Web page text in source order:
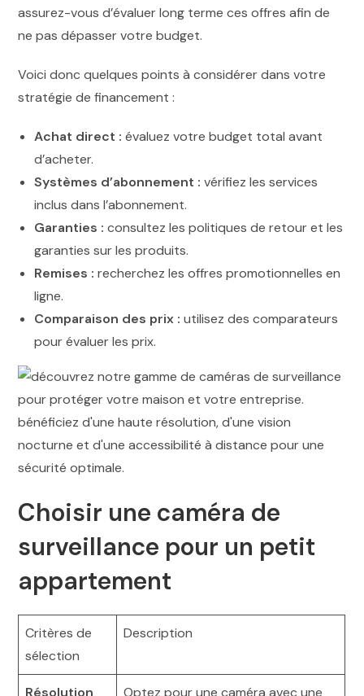
assurez-vous d’évaluer long terme ces offres afin de
ne pas dépasser votre budget.
Voici donc quelques points à considérer dans votre
stratégie de financement :
Achat direct : évaluez votre budget total avant
d’acheter.
Systèmes d’abonnement : vérifiez les services
inclus dans l’abonnement.
Garanties : consultez les politiques de retour et les
garanties sur les produits.
Remises : recherchez les offres promotionnelles en
ligne.
Comparaison des prix : utilisez des comparateurs
pour évaluer les prix.
Choisir une caméra de
surveillance pour un petit
appartement
Critères de
sélection
Description
Résolution
Optez pour une caméra avec une